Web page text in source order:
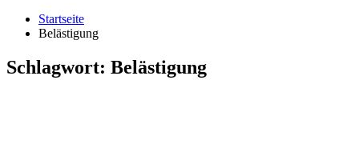
Startseite
Belästigung
Schlagwort: Belästigung